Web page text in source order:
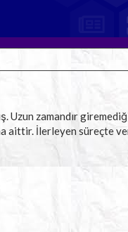
Uzun zamandır
aittir. İlerleyen süreçte